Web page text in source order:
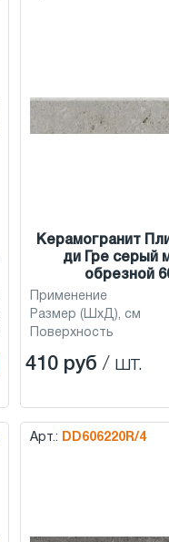
Керамогранит
ди Гре серый
обрезной
Применение
Размер (ШхД), см
Поверхность
410 руб / шт.
Арт.: DD606220R/4